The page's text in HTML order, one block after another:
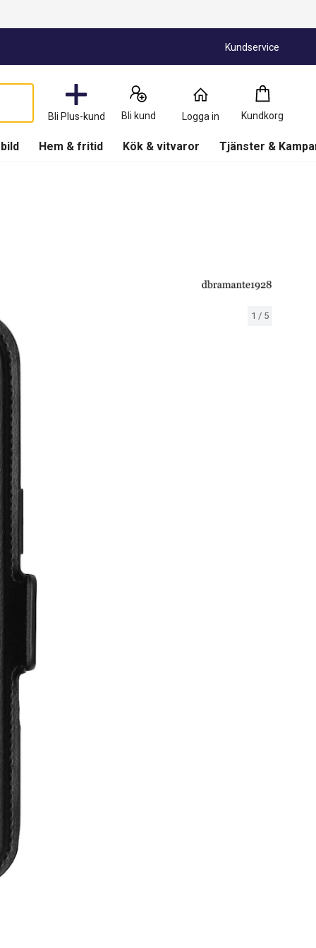
Kundservice
Bli Plus-kund Bli kund Logga in Kundkorg
Kundkorg
0
Produkter
Hem & fritid Kök & vitvaror Tjänster &
1 / 5